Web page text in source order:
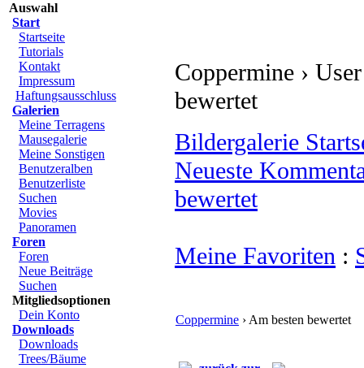
Auswahl
Start
Startseite
Tutorials
Kontakt
Impressum
Haftungsausschluss
Galerien
Meine Terragens
Mausegalerie
Meine Sonstigen
Benutzeralben
Benutzerliste
Suchen
Movies
Panoramen
Foren
Foren
Neue Beiträge
Suchen
Mitgliedsoptionen
Dein Konto
Downloads
Downloads
Trees/Bäume
Coppermine ›
bewertet
Bildergalerie
Neueste
bewertet
Meine Favoriten :
Coppermine › Am besten bewertet